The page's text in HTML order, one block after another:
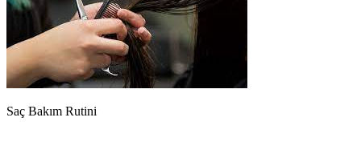
Saç Bakım Rutini